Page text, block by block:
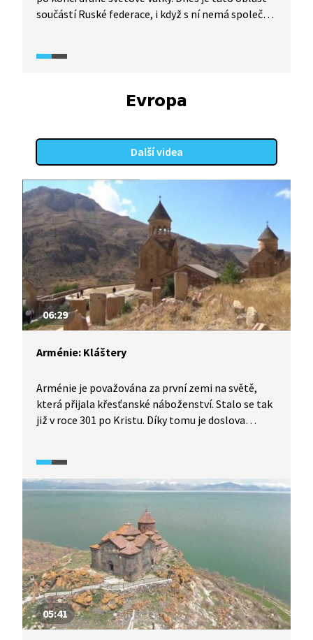
součástí Ruské federace, i když s ní nemá společné
V důsledku zostřených protiruských sankcí zemí
Litvu možná. Rusko proto začalo Litvě vyhrožovat.
Evropa
Další videa
06:29
Arménie: Kláštery
Arménie je považována za první zemi na světě,
která přijala křesťanské náboženství. Stalo se tak
již v roce 301 po Kristu. Díky tomu je doslova
novověku. Kláštery bývaly středisky arménské
vzdělanosti a přečkaly arabskou nadvládu i éru
05:41